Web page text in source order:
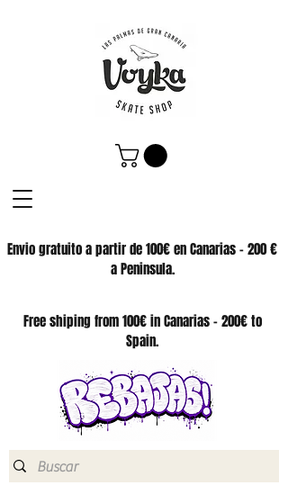
Envio gratuito a partir de 100€ en Canarias - 200 €
a Peninsula.
SKATE SHOP
Free shiping from 100€ in Canarias - 200€ to
Spain.